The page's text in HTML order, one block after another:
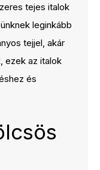
tejes italok
leginkább
tejjel, akár
ezek az italok
és